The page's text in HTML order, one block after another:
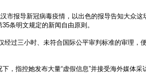
市报导新冠病毒疫情，以出色的报导告知大众这
条明文规定的新闻自由原则。
经过三小时、未符合国际公平审判标准的审理，
，指控她发布大量“虚假信息”并接受海外媒体采